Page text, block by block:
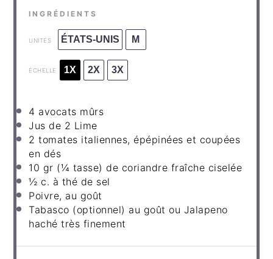
INGRÉDIENTS
UNITÉS ÉTATS-UNIS M
ÉCHELLE 1X 2X 3X
4 avocats mûrs
Jus de 2 Lime
2 tomates italiennes, épépinées et coupées
en dés
10 gr (¼ tasse) de coriandre fraîche ciselée
½ c. à thé de sel
Poivre, au goût
Tabasco (optionnel) au goût ou Jalapeno
haché très finement